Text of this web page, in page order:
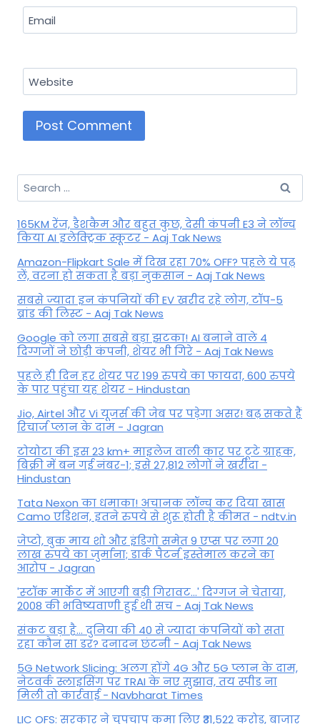
Email
Website
Search
for:
165KM रेंज, डैशकैम और बहुत कुछ, देसी कंपनी E3 ने लॉन्च
किया AI इलेक्ट्रिक स्कूटर - Aaj Tak News
Amazon-Flipkart Sale में दिख रहा 70% OFF? पहले ये पढ़
लें, वरना हो सकता है बड़ा नुकसान - Aaj Tak News
सबसे ज्यादा इन कंपनियों की EV खरीद रहे लोग, टॉप-5
ब्रांड की लिस्ट - Aaj Tak News
Google को लगा सबसे बड़ा झटका! AI बनाने वाले 4
दिग्गजों ने छोड़ी कंपनी, शेयर भी गिरे - Aaj Tak News
पहले ही दिन हर शेयर पर 199 रुपये का फायदा, 600 रुपये
के पार पहुंचा यह शेयर - Hindustan
Jio, Airtel और Vi यूजर्स की जेब पर पड़ेगा असर! बढ़ सकते हैं
रिचार्ज प्लान के दाम - Jagran
टोयोटा की इस 23 km+ माइलेज वाली कार पर टूटे ग्राहक,
बिक्री में बन गई नंबर-1; इसे 27,812 लोगों ने खरीदा -
Hindustan
Tata Nexon का धमाका! अचानक लॉन्च कर दिया खास
Camo एडिशन, इतने रुपये से शुरू होती है कीमत - ndtv.in
जेप्टो, बुक माय शो और इंडिगो समेत 9 एप्स पर लगा 20
लाख रुपये का जुर्माना; डार्क पैटर्न इस्तेमाल करने का
आरोप - Jagran
'स्‍टॉक मार्केट में आएगी बड़ी गिरावट...' दिग्‍गज ने चेताया,
2008 की भविष्यवाणी हुई थी सच - Aaj Tak News
संकट बड़ा है... दुनिया की 40 से ज्यादा कंपनियों को सता
रहा कौन सा डर? दनादन छंटनी - Aaj Tak News
5G Network Slicing: अलग होंगे 4G और 5G प्लान के दाम,
नेटवर्क स्लाइसिंग पर TRAI के नए सुझाव, तय स्पीड ना
मिली तो कार्रवाई - Navbharat Times
LIC OFS: सरकार ने चुपचाप कमा लिए ₹31,522 करोड़, बाजार